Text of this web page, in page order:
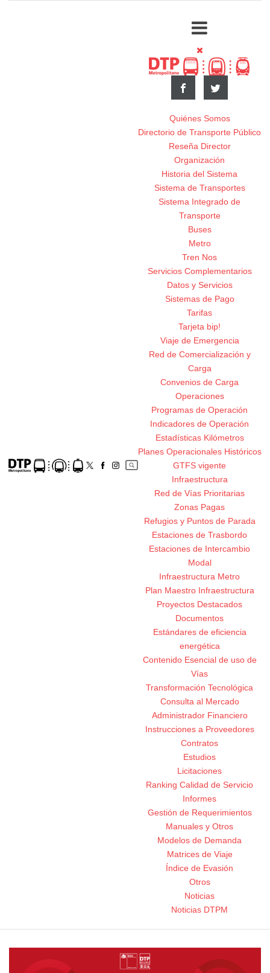
Quiénes Somos
Directorio de Transporte Público
Reseña Director
Organización
Historia del Sistema
Sistema de Transportes
Sistema Integrado de
Transporte
Buses
Metro
Tren Nos
Servicios Complementarios
Datos y Servicios
Sistemas de Pago
Tarifas
Tarjeta bip!
Viaje de Emergencia
Red de Comercialización y
Carga
Convenios de Carga
Operaciones
Programas de Operación
Indicadores de Operación
Estadísticas Kilómetros
Planes Operacionales Históricos
GTFS vigente
Infraestructura
Red de Vías Prioritarias
Zonas Pagas
Refugios y Puntos de Parada
Estaciones de Trasbordo
Estaciones de Intercambio
Modal
Infraestructura Metro
Plan Maestro Infraestructura
Proyectos Destacados
Documentos
Estándares de eficiencia
energética
Contenido Esencial de uso de
Vías
Transformación Tecnológica
Consulta al Mercado
Administrador Financiero
Instrucciones a Proveedores
Contratos
Estudios
Licitaciones
Ranking Calidad de Servicio
Informes
Gestión de Requerimientos
Manuales y Otros
Modelos de Demanda
Matrices de Viaje
Índice de Evasión
Otros
Noticias
Noticias DTPM